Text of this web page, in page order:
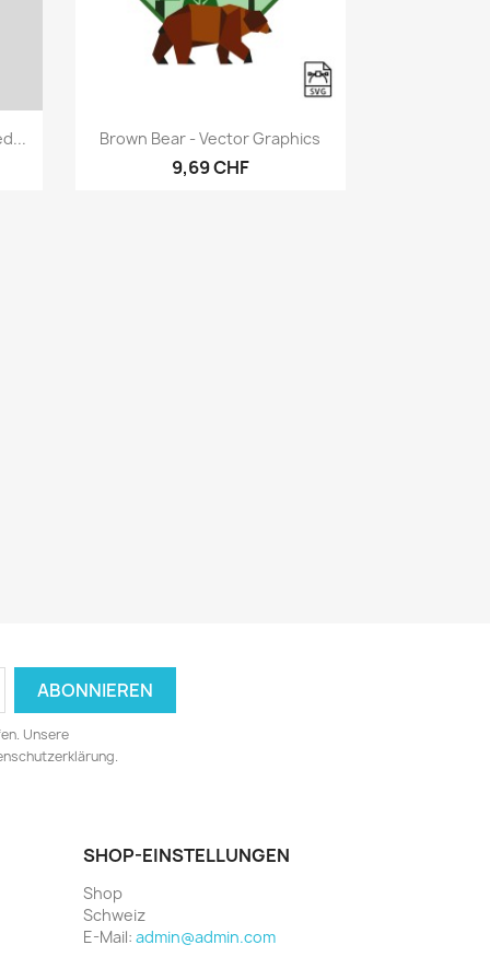
Vorschau
Brown Bear - Vector Graphics
9,69 CHF
Unsere
SHOP-EINSTELLUNGEN
Shop
Schweiz
E-Mail: admin@admin.com